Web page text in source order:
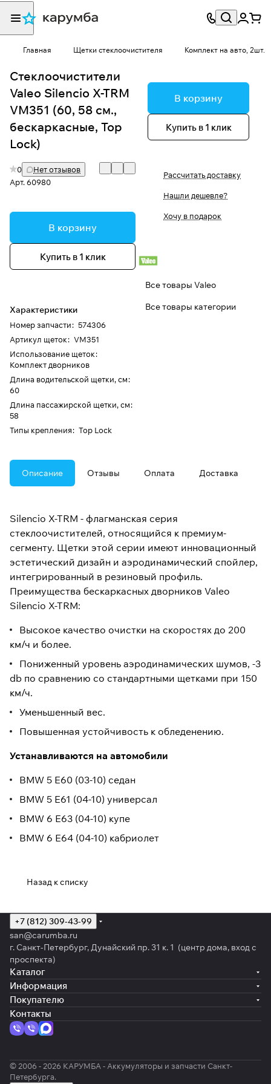
Главная Щетки стеклоочистителя Комплект на авто, 2шт.
Стеклоочистители
Valeo Silencio X-TRM
VM351 (60, 58 см.,
бескаркасные, Top
Lock)
0
Нет отзывов
Арт.60980
В корзину
Купить в 1 клик
Характеристики
Номер запчасти: 574306
Артикул щеток: VM351
Использование щеток:
Комплект дворников
Длина водительской щетки, см:
60
Длина пассажирской щетки, см:
58
Типы крепления: Top Lock
В корзину
Купить в 1 клик
Рассчитать доставку
Нашли дешевле?
Хочу в подарок
Все товары Valeo
Все товары категории
Описание Отзывы Оплата Доставка
Silencio X-TRM - флагманская серия
стеклоочистителей, относящийся к премиум-
сегменту. Щетки этой серии имеют инновационный
эстетический дизайн и аэродинамический спойлер,
интегрированный в резиновый профиль.
Преимущества бескаркасных дворников Valeo
Silencio X-TRM:
Высокое качество очистки на скоростях до 200
км/ч и более.
Пониженный уровень аэродинамических шумов, -3
db по сравнению со стандартными щетками при 150
км/ч.
Уменьшенный вес.
Повышенная устойчивость к обледенению.
Устанавливаются на автомобили
BMW 5 E60 (03-10) седан
BMW 5 E61 (04-10) универсал
BMW 6 E63 (04-10) купе
BMW 6 E64 (04-10) кабриолет
Назад к списку
+7 (812) 309-43-99
san@carumba.ru
г. Санкт-Петербург, Дунайский пр. 31 к. 1 (центр дома, вход с
проспекта)
Каталог
Информация
Покупателю
Контакты
© 2006 - 2026 КАРУМБА - Аккумуляторы и запчасти Санкт-
Петербурга.